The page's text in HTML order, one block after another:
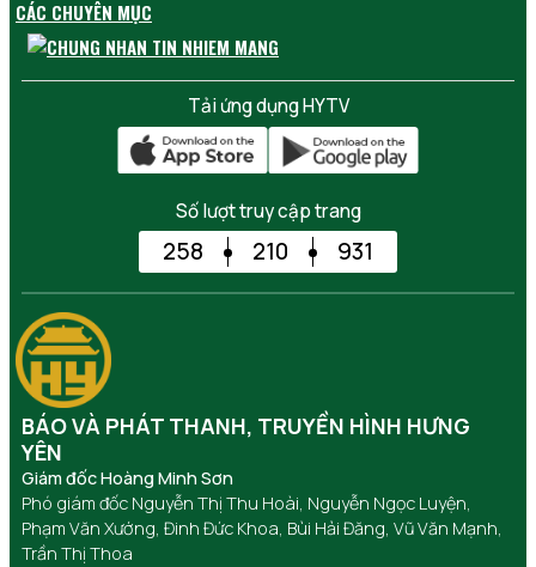
CÁC CHUYÊN MỤC
Tải ứng dụng HYTV
Số lượt truy cập trang
258 210 931
BÁO VÀ PHÁT THANH, TRUYỀN HÌNH HƯNG
YÊN
Giám đốc Hoàng Minh Sơn
Phó giám đốc Nguyễn Thị Thu Hoài, Nguyễn Ngọc Luyện,
Phạm Văn Xướng, Đinh Đức Khoa, Bùi Hải Đăng, Vũ Văn Mạnh,
Trần Thị Thoa